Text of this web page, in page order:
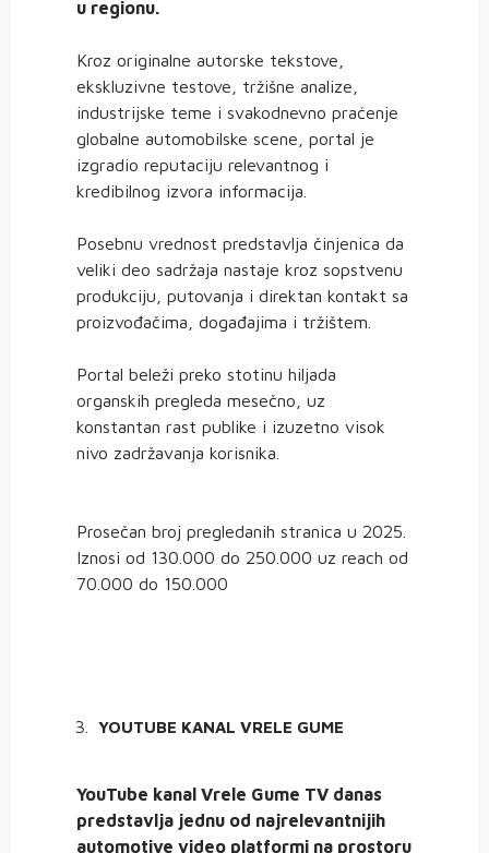
u regionu.
Kroz originalne autorske tekstove,
ekskluzivne testove, tržišne analize,
industrijske teme i svakodnevno praćenje
globalne automobilske scene, portal je
izgradio reputaciju relevantnog i
kredibilnog izvora informacija.
Posebnu vrednost predstavlja činjenica da
veliki deo sadržaja nastaje kroz sopstvenu
produkciju, putovanja i direktan kontakt sa
proizvođačima, događajima i tržištem.
Portal beleži preko stotinu hiljada
organskih pregleda mesečno, uz
konstantan rast publike i izuzetno visok
nivo zadržavanja korisnika.
Prosečan broj pregledanih stranica u 2025.
Iznosi od 130.000 do 250.000 uz reach od
70.000 do 150.000
YOUTUBE KANAL VRELE GUME
YouTube kanal Vrele Gume TV danas
predstavlja jednu od najrelevantnijih
automotive video platformi na prostoru